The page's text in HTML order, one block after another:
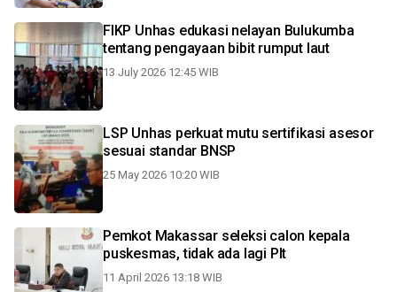
FIKP Unhas edukasi nelayan Bulukumba
tentang pengayaan bibit rumput laut
13 July 2026 12:45 WIB
LSP Unhas perkuat mutu sertifikasi asesor
sesuai standar BNSP
25 May 2026 10:20 WIB
Pemkot Makassar seleksi calon kepala
puskesmas, tidak ada lagi Plt
11 April 2026 13:18 WIB